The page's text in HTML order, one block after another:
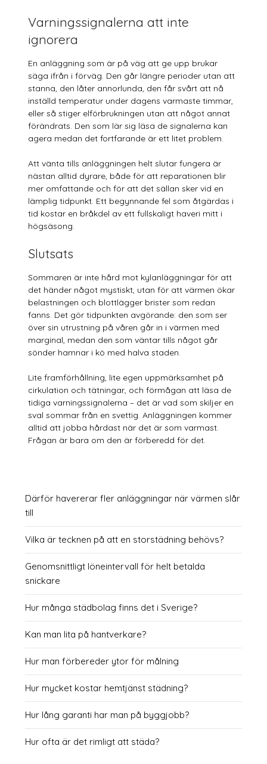
Varningssignalerna att inte
ignorera
En anläggning som är på väg att ge upp brukar
säga ifrån i förväg. Den går längre perioder utan att
stanna, den låter annorlunda, den får svårt att nå
inställd temperatur under dagens varmaste timmar,
eller så stiger elförbrukningen utan att något annat
förändrats. Den som lär sig läsa de signalerna kan
agera medan det fortfarande är ett litet problem.
Att vänta tills anläggningen helt slutar fungera är
nästan alltid dyrare, både för att reparationen blir
mer omfattande och för att det sällan sker vid en
lämplig tidpunkt. Ett begynnande fel som åtgärdas i
tid kostar en bråkdel av ett fullskaligt haveri mitt i
högsäsong.
Slutsats
Sommaren är inte hård mot kylanläggningar för att
det händer något mystiskt, utan för att värmen ökar
belastningen och blottlägger brister som redan
fanns. Det gör tidpunkten avgörande: den som ser
över sin utrustning på våren går in i värmen med
marginal, medan den som väntar tills något går
sönder hamnar i kö med halva staden.
Lite framförhållning, lite egen uppmärksamhet på
cirkulation och tätningar, och förmågan att läsa de
tidiga varningssignalerna – det är vad som skiljer en
sval sommar från en svettig. Anläggningen kommer
alltid att jobba hårdast när det är som varmast.
Frågan är bara om den är förberedd för det.
Därför havererar fler anläggningar när värmen slår
till
Vilka är tecknen på att en storstädning behövs?
Genomsnittligt löneintervall för helt betalda
snickare
Hur många städbolag finns det i Sverige?
Kan man lita på hantverkare?
Hur man förbereder ytor för målning
Hur mycket kostar hemtjänst städning?
Hur lång garanti har man på byggjobb?
Hur ofta är det rimligt att städa?